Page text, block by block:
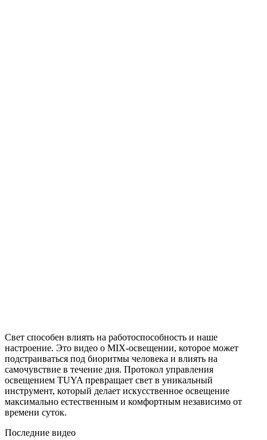
Свет способен влиять на работоспособность и наше
настроение. Это видео о MIX-освещении, которое может
подстраиваться под биоритмы человека и влиять на
самочувствие в течение дня. Протокол управления
освещением TUYA превращает свет в уникальный
инструмент, который делает искусственное освещение
максимально естественным и комфортным независимо от
времени суток.
Последние видео